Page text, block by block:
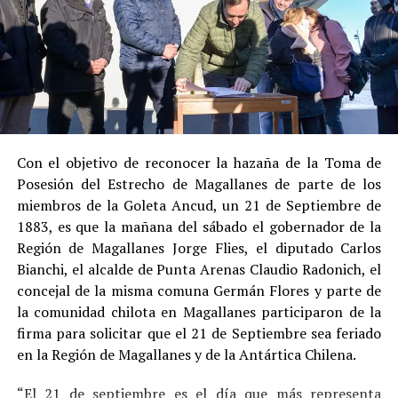
Sucolaboración sustancial con la investigación,
al admitir los hechos.
Suconducta anterior irreprochable , al no
registrar antecedentes penales previos.
Estas circunstancias jurídicas, sumadas al
procedimiento abreviado, redujeron la posibilidad de un
cumplimiento efectivo en recinto penitenciario.
Indemnización a la víctima y nueva investigación
por ocultamiento de bienes
En el ámbito civil, elJuzgado de Letras de Castrodictó
enseptiembre de 2023una sentencia que obliga a
Pedro Montecinos apagar una indemnización total de
$120 millonespor concepto de daño moral:
$80 millonesa favor de la víctima.
$40 millonesa favor de su madre.
Con el objetivo de reconocer la hazaña de la Toma de
Posesión del Estrecho de Magallanes de parte de los
miembros de la Goleta Ancud, un 21 de Septiembre de
1883, es que la mañana del sábado el gobernador de la
Región de Magallanes Jorge Flies, el diputado Carlos
Bianchi, el alcalde de Punta Arenas Claudio Radonich, el
concejal de la misma comuna Germán Flores y parte de
la comunidad chilota en Magallanes participaron de la
firma para solicitar que el 21 de Septiembre sea feriado
en la Región de Magallanes y de la Antártica Chilena.
“El 21 de septiembre es el día que más representa